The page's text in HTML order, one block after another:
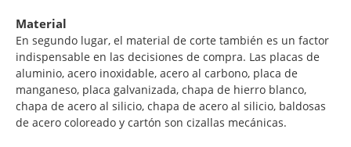
Material
En segundo lugar, el material de corte también es un factor
indispensable en las decisiones de compra. Las placas de
aluminio, acero inoxidable, acero al carbono, placa de
manganeso, placa galvanizada, chapa de hierro blanco,
chapa de acero al silicio, chapa de acero al silicio, baldosas
de acero coloreado y cartón son cizallas mecánicas.